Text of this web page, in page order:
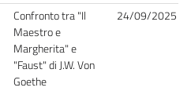
Confronto tra "Il
Maestro e
Margherita" e
"Faust" di J.W. Von
Goethe
24/09/2025